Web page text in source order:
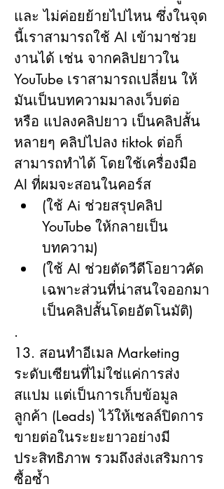
และ ไม่ค่อยย้ายไปไหน ซึ่งในจุด
นี้เราสามารถใช้ AI เข้ามาช่วย
งานได้ เช่น จากคลิปยาวใน
YouTube เราสามารถเปลี่ยน ให้
มันเป็นบทความมาลงเว็บต่อ
หรือ แปลงคลิปยาว เป็นคลิปสั้น
หลายๆ คลิปไปลง tiktok ต่อก็
สามารถทำได้ โดยใช้เครื่องมือ
AI ที่ผมจะสอนในคอร์ส
(ใช้ Ai ช่วยสรุปคลิป
YouTube ให้กลายเป็น
บทความ)
(ใช้ AI ช่วยตัดวีดีโอยาวคัด
เฉพาะส่วนที่น่าสนใจออกมา
เป็นคลิปสั้นโดยอัตโนมัติ)
.
13. สอนทำอีเมล Marketing
ระดับเซียนที่ไม่ใช่แค่การส่ง
สแปม แต่เป็นการเก็บข้อมูล
ลูกค้า (Leads) ไว้ให้เซลล์ปิดการ
ขายต่อในระยะยาวอย่างมี
ประสิทธิภาพ รวมถึงส่งเสริมการ
ซื้อซ้ำ